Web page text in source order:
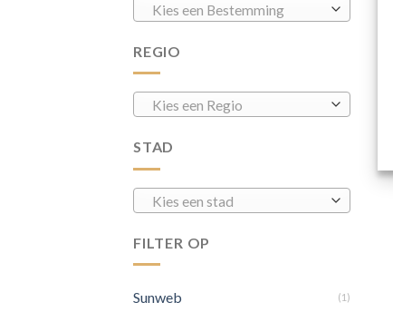
Kies een Bestemming
REGIO
Kies een Regio
STAD
Kies een stad
FILTER OP
Sunweb (1)